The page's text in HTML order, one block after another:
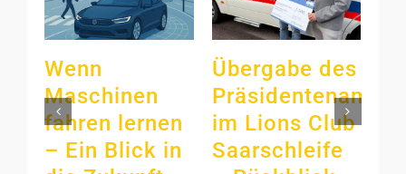
Wenn
Maschinen
fahren lernen
– Ein Blick in
Übergabe des
Präsidentenamts
im Lions Club
Saarschleife